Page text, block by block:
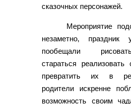
сказочных персонажей.
Мероприятие
незаметно, праздник
пообещали
стараться
превратить их в
родители искренне
возможность своим